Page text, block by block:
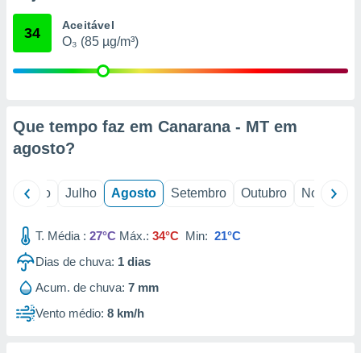
através
1199
34 Aceitável
O₃ (85 µg/m³)
Que tempo faz em Canarana - MT em
agosto?
Junho Julho Agosto Setembro Outubro Novembro
T. Média : 27°C Máx.: 34°C Min: 21°C
Dias de chuva: 1 dias
Acum. de chuva: 7 mm
Vento médio: 8 km/h